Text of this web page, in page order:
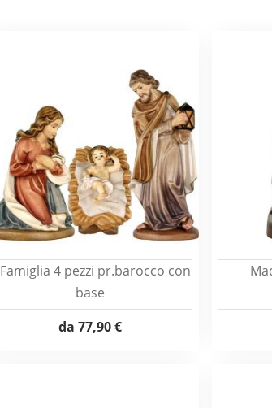
4 pezzi pr.barocco con
base
da 77,90 €